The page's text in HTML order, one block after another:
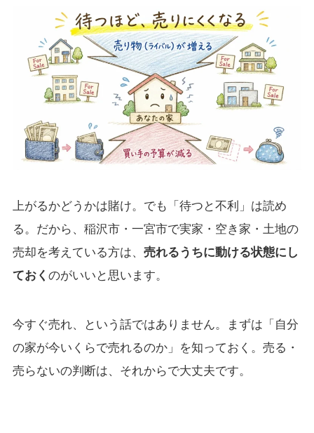
上がるかどうかは賭け。でも「待つと不利」は読め
る。だから、稲沢市・一宮市で実家・空き家・土地の
売却を考えている方は、 売れるうちに動ける状態にし
ておく のがいいと思います。
今すぐ売れ、という話ではありません。まずは「自分
の家が今いくらで売れるのか」を知っておく。売る・
売らないの判断は、それからで大丈夫です。